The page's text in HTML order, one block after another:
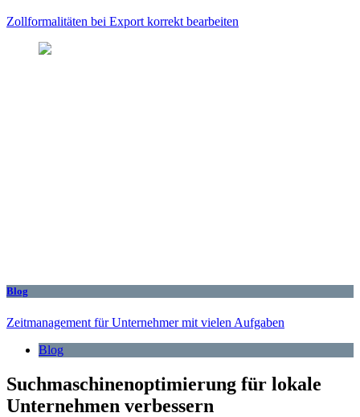
Zollformalitäten bei Export korrekt bearbeiten
Blog
Zeitmanagement für Unternehmer mit vielen Aufgaben
Blog
Suchmaschinenoptimierung für lokale
Unternehmen verbessern